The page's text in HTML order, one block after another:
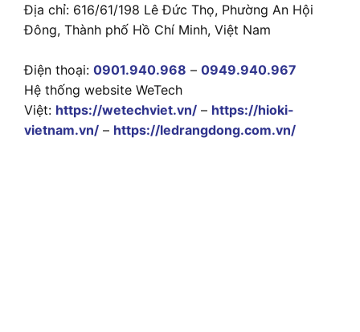
Địa chỉ: 616/61/198 Lê Đức Thọ, Phường An Hội
Đông, Thành phố Hồ Chí Minh, Việt Nam
Điện thoại: 0901.940.968 – 0949.940.967
Hệ thống website WeTech
Việt: https://wetechviet.vn/ – https://hioki-
vietnam.vn/ – https://ledrangdong.com.vn/